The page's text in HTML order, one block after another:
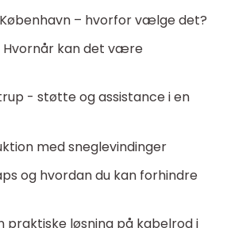
– hvorfor vælge det?
Hvornår kan det være
- støtte og assistance i en
med sneglevindinger
og hvordan du kan forhindre
praktiske løsning på kabelrod i